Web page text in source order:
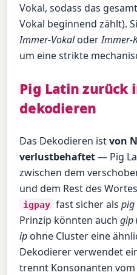
Vokal, sodass das
Vokal beginnend zählt).
Immer-VokaloderImmer-
um eine strikte
Pig Latin zurück
dekodieren
Das Dekodieren istvon
verlustbehaftet— Pig
zwischen dem
und dem Rest des
igpay fast sicher alspig
Prinzip könnten auchgip
ip ohne Cluster eine
Dekodierer verwendet
trennt Konsonanten